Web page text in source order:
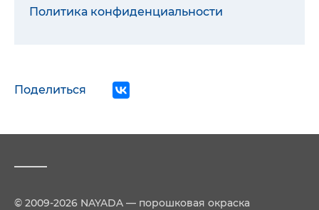
Политика конфиденциальности
Поделиться
© 2009-2026 NAYADA — порошковая окраска